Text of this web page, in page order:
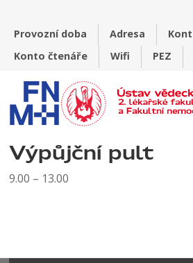
Provozní doba Adresa
Konto čtenáře
Wifi PEZ
Výpůjční pult
9.00 – 13.00